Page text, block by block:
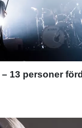
13 personer